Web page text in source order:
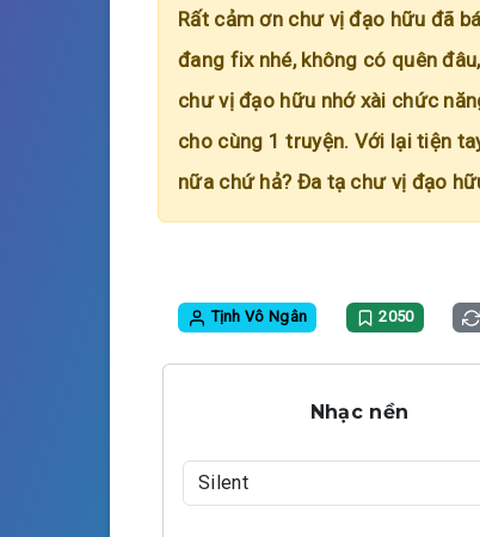
Rất cảm ơn chư vị đạo hữu đã
đang fix nhé, không có quên
chư vị đạo hữu nhớ xài chức
cho cùng 1 truyện. Với lại tiện
nữa chứ hả? Đa tạ chư vị đạo
Tịnh Vô Ngân 2050
Nhạc nền